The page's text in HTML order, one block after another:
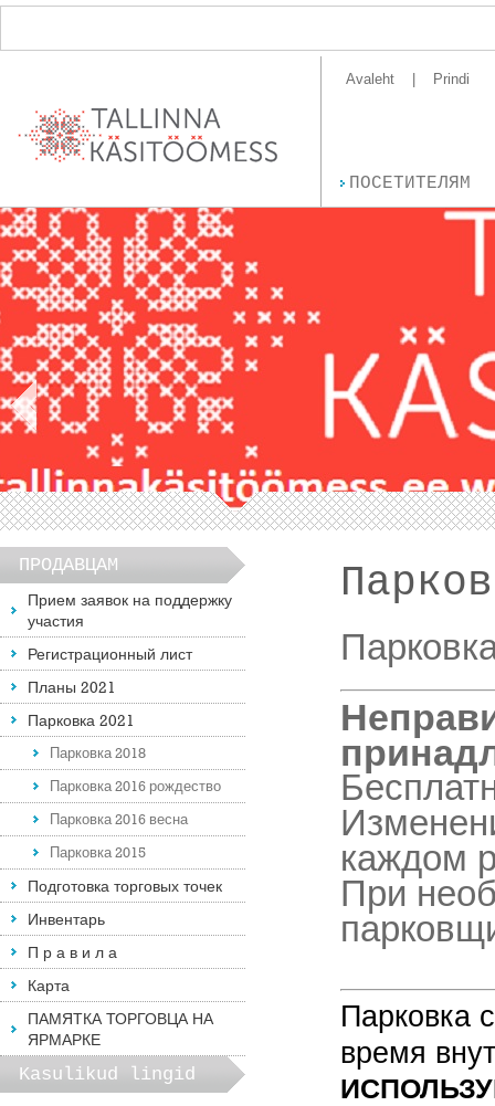
Avaleht Prindi
ПОСЕТИТЕЛЯМ
ПРОДАВЦАМ
Прием заявок на поддержку
участия
Регистрационный лист
Планы 2021
Парковка 2021
Парковка 2018
Парковка 2016 рождество
Парковка 2016 весна
Парковка 2015
Подготовка торговых точек
Инвентарь
П р а в и л а
Карта
ПАМЯТКА ТОРГОВЦА НА
ЯРМАРКЕ
Kasulikud lingid
каждом
При
Парковка
время